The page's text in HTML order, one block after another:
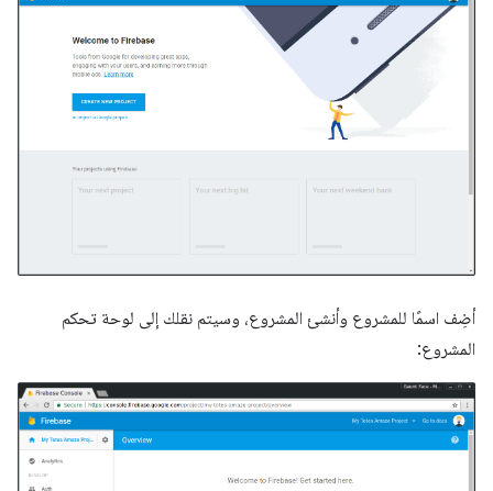
أضِف اسمًا للمشروع وأنشئ المشروع، وسيتم نقلك إلى لوحة تحكم
المشروع: